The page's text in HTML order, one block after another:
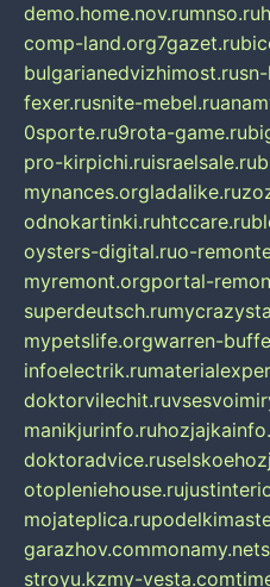
demo.home.nov.rumnso.ru
comp-land.org7gazet.ru
bulgarianedvizhimost.ru
fexer.rusnite-mebel.ru
0sporte.ru9rota-game.ru
pro-kirpichi.ruisraelsale.ru
mynances.orgladalike.ru
odnokartinki.ruhtccare.ru
oysters-digital.ruo-
myremont.orgportal-
superdeutsch.ru
mypetslife.orgwarren-
infoelectrik.ru
doktorvilechit.ru
manikjurinfo.ru
doktoradvice.ru
otopleniehouse.ru
mojateplica.ru
garazhov.commonamy.net
stroyu.kzmy-vesta.com